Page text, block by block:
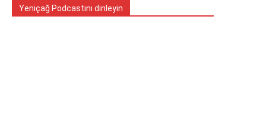
Yeniçağ Podcastını dinleyin